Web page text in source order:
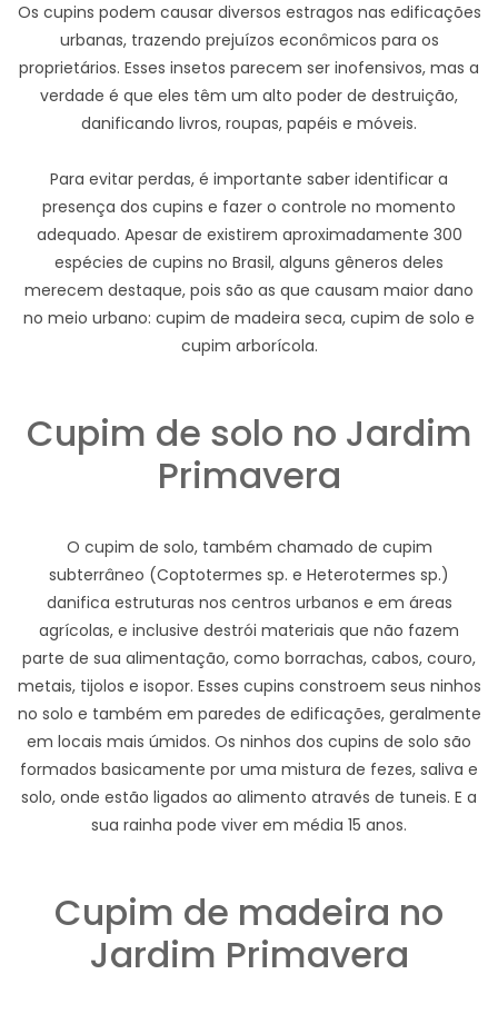
Os cupins podem causar diversos estragos nas edificações
urbanas, trazendo prejuízos econômicos para os
proprietários. Esses insetos parecem ser inofensivos, mas a
verdade é que eles têm um alto poder de destruição,
danificando livros, roupas, papéis e móveis.
Para evitar perdas, é importante saber identificar a
presença dos cupins e fazer o controle no momento
adequado. Apesar de existirem aproximadamente 300
espécies de cupins no Brasil, alguns gêneros deles
merecem destaque, pois são as que causam maior dano
no meio urbano: cupim de madeira seca, cupim de solo e
cupim arborícola.
Cupim de solo no Jardim
Primavera
O cupim de solo, também chamado de cupim
subterrâneo (Coptotermes sp. e Heterotermes sp.)
danifica estruturas nos centros urbanos e em áreas
agrícolas, e inclusive destrói materiais que não fazem
parte de sua alimentação, como borrachas, cabos, couro,
metais, tijolos e isopor. Esses cupins constroem seus ninhos
no solo e também em paredes de edificações, geralmente
em locais mais úmidos. Os ninhos dos cupins de solo são
formados basicamente por uma mistura de fezes, saliva e
solo, onde estão ligados ao alimento através de tuneis. E a
sua rainha pode viver em média 15 anos.
Cupim de madeira no
Jardim Primavera